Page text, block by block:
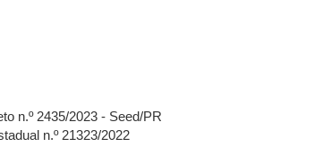
n.º 2435/2023 - Seed/PR
n.º 21323/2022